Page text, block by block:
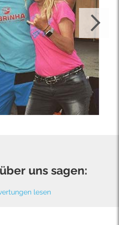
uns sagen:
lesen